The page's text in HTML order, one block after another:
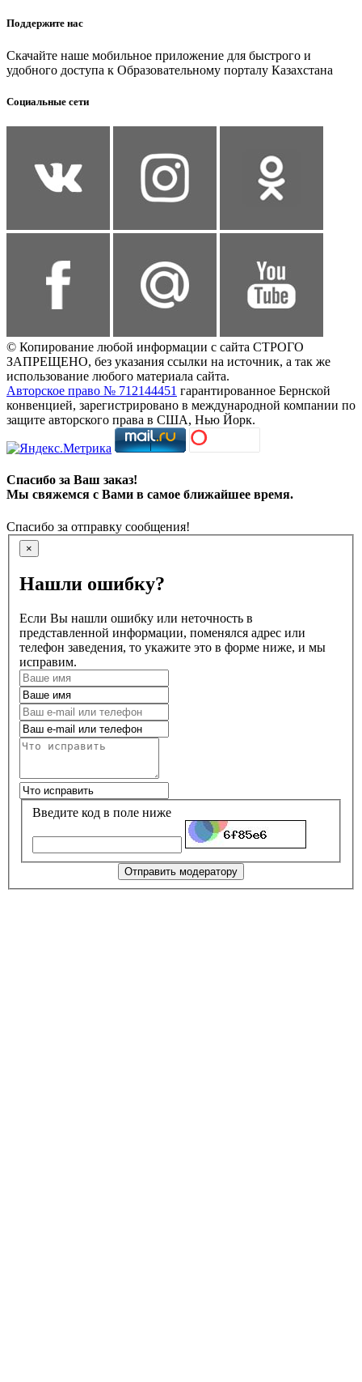
Поддержите нас
Скачайте наше мобильное приложение для быстрого и
удобного доступа к Образовательному порталу Казахстана
Социальные сети
© Копирование любой информации с сайта СТРОГО
ЗАПРЕЩЕНО, без указания ссылки на источник, а так же
использование любого материала сайта.
Авторское право № 712144451 гарантированное Бернской
конвенцией, зарегистрировано в международной компании по
защите авторского права в США, Нью Йорк.
Спасибо за Ваш заказ!
Мы свяжемся с Вами в самое ближайшее время.
Спасибо за отправку сообщения!
×
Нашли ошибку?
Если Вы нашли ошибку или неточность в
представленной информации, поменялся адрес или
телефон заведения, то укажите это в форме ниже, и мы
исправим.
Введите код в поле ниже
Отправить модератору